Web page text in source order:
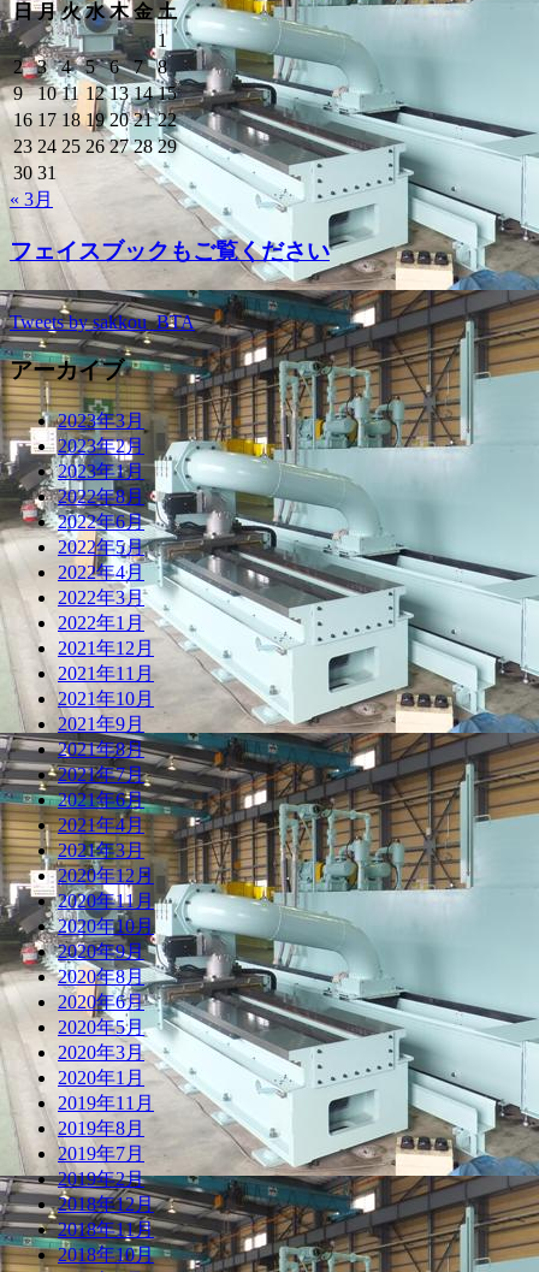
日 月 火 水 木 金 土
1
2
3 4 5 6 7
8
9
10 11 12 13 14 15
16 17 18 19 20 21 22
23 24 25 26 27 28 29
30 31
« 3月
フェイスブックもご覧ください
Tweets by sakkou_BTA
アーカイブ
2023年3月
2023年2月
2023年1月
2022年8月
2022年6月
2022年5月
2022年4月
2022年3月
2022年1月
2021年12月
2021年11月
2021年10月
2021年9月
2021年8月
2021年7月
2021年6月
2021年4月
2021年3月
2020年12月
2020年11月
2020年10月
2020年9月
2020年8月
2020年6月
2020年5月
2020年3月
2020年1月
2019年11月
2019年8月
2019年7月
2019年2月
2018年12月
2018年11月
2018年10月